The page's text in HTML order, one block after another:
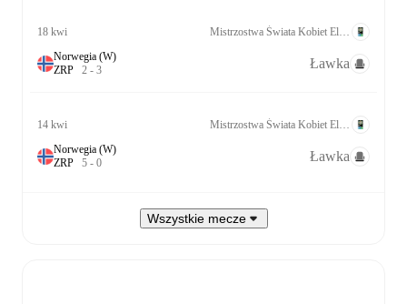
18 kwi
Mistrzostwa Świata Kobiet Eliminacje UEFA League A Grp. 4
Norwegia (W)
ZRP 2 - 3 Ławka
14 kwi
Mistrzostwa Świata Kobiet Eliminacje UEFA League A Grp. 4
Norwegia (W)
ZRP 5 - 0 Ławka
Wszystkie mecze